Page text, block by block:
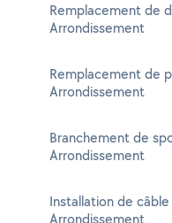
Remplacement de
Arrondissement
Remplacement de
Arrondissement
Branchement de
Arrondissement
Installation de
Arrondissement